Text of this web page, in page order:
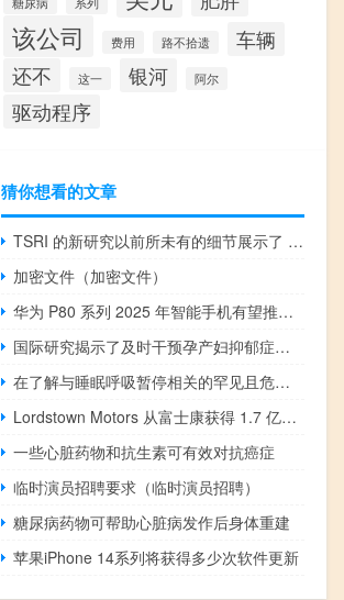
该公司 费用 路不拾遗
车辆
还不
这一 银河 阿尔
驱动程序
猜你想看的文章
TSRI 的新研究以前所未有的细节展示了 HIV 结构
加密文件（加密文件）
华为 P80 系列 2025 年智能手机有望推出配备真正的下一代主摄像头传感器
国际研究揭示了及时干预孕产妇抑郁症的重要见解
在了解与睡眠呼吸暂停相关的罕见且危及生命的疾病的原因方面取得了突破
Lordstown Motors 从富士康获得 1.7 亿美元的提振
一些心脏药物和抗生素可有效对抗癌症
临时演员招聘要求（临时演员招聘）
糖尿病药物可帮助心脏病发作后身体重建
苹果iPhone 14系列将获得多少次软件更新